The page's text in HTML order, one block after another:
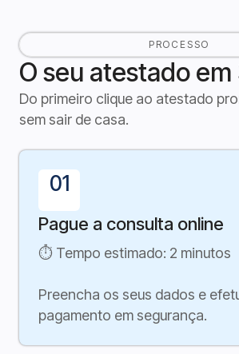
PROCESSO
O seu atestado em
Do primeiro clique ao atestado
sem sair de casa.
01
Pague a consulta online
⏱ Tempo estimado: 2 minutos
Preencha os seus dados e
pagamento em segurança.